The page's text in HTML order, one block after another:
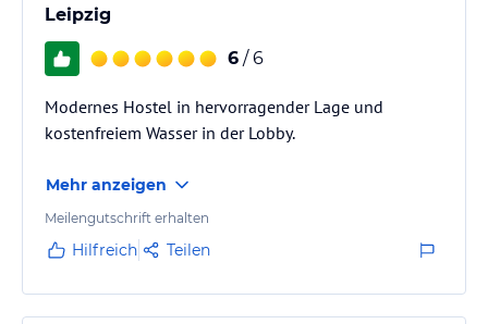
Leipzig
6 / 6
Modernes Hostel in hervorragender Lage und
kostenfreiem Wasser in der Lobby.
Mehr anzeigen
Meilengutschrift erhalten
Hilfreich Teilen